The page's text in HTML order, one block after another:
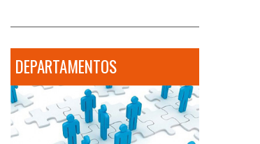
DEPARTAMENTOS